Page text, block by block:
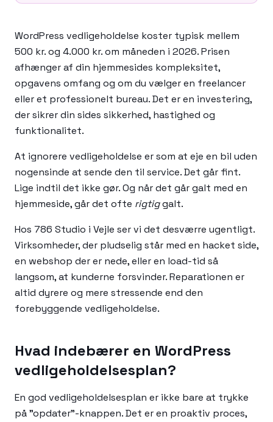
WordPress vedligeholdelse koster typisk mellem
500 kr. og 4.000 kr. om måneden i 2026. Prisen
afhænger af din hjemmesides kompleksitet,
opgavens omfang og om du vælger en freelancer
eller et professionelt bureau. Det er en investering,
der sikrer din sides sikkerhed, hastighed og
funktionalitet.
At ignorere vedligeholdelse er som at eje en bil uden
nogensinde at sende den til service. Det går fint.
Lige indtil det ikke gør. Og når det går galt med en
hjemmeside, går det ofte rigtiggalt.
Hos 786 Studio i Vejle ser vi det desværre ugentligt.
Virksomheder, der pludselig står med en hacket side,
en webshop der er nede, eller en load-tid så
langsom, at kunderne forsvinder. Reparationen er
altid dyrere og mere stressende end den
forebyggende vedligeholdelse.
Hvad indebærer en WordPress
vedligeholdelsesplan?
En god vedligeholdelsesplan er ikke bare at trykke
på "opdater"-knappen. Det er en proaktiv proces,